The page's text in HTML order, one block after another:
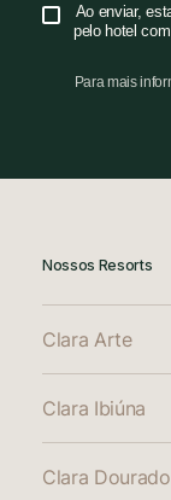
Ao enviar,
pelo hotel
Para mais
Nossos Resorts
Clara Arte
Clara Ibiúna
Clara Dourado